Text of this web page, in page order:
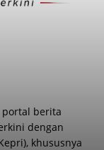
portal berita
dengan
khususnya